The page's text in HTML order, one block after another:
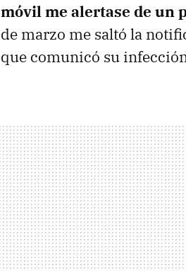
móvil me alertase de un
de marzo me saltó la
que comunicó su